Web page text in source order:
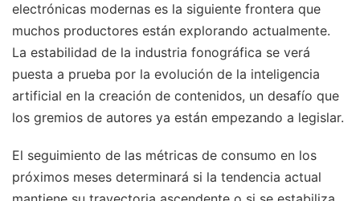
electrónicas modernas es la siguiente frontera que
muchos productores están explorando actualmente.
La estabilidad de la industria fonográfica se verá
puesta a prueba por la evolución de la inteligencia
artificial en la creación de contenidos, un desafío que
los gremios de autores ya están empezando a legislar.
El seguimiento de las métricas de consumo en los
próximos meses determinará si la tendencia actual